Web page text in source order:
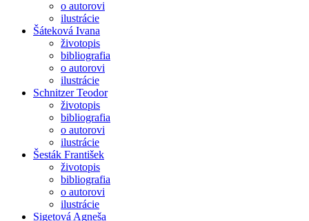
o autorovi
ilustrácie
Šáteková Ivana
životopis
bibliografia
o autorovi
ilustrácie
Schnitzer Teodor
životopis
bibliografia
o autorovi
ilustrácie
Šesták František
životopis
bibliografia
o autorovi
ilustrácie
Sigetová Agneša